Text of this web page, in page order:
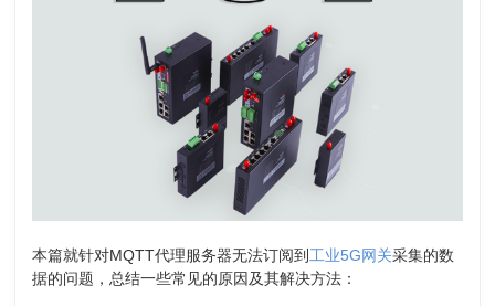
本篇就针对MQTT代理服务器无法订阅到 工业5G网关采集的数
据的问题，总结一些常见的原因及其解决方法：